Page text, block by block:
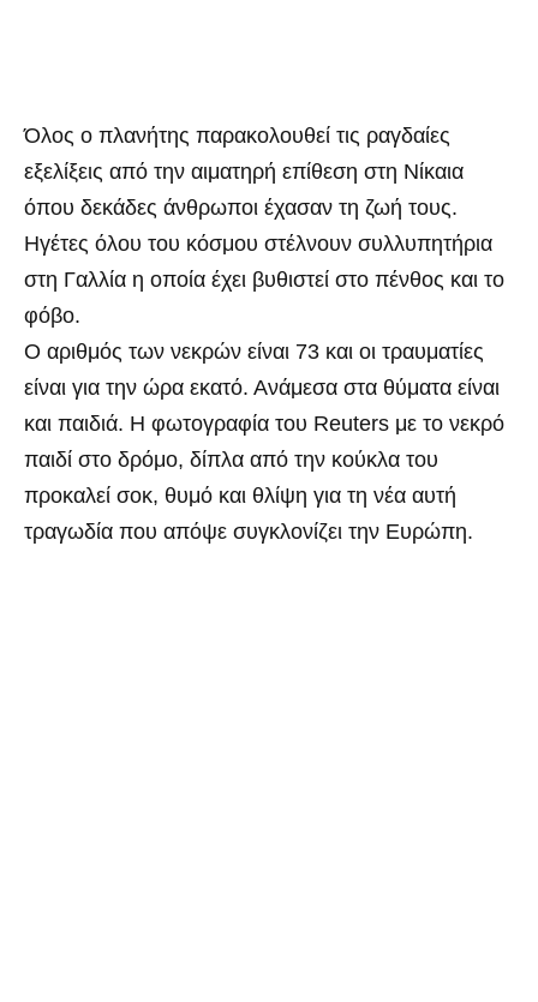
Όλος ο πλανήτης παρακολουθεί τις ραγδαίες
εξελίξεις από την αιματηρή επίθεση στη Νίκαια
όπου δεκάδες άνθρωποι έχασαν τη ζωή τους.
Ηγέτες όλου του κόσμου στέλνουν συλλυπητήρια
στη Γαλλία η οποία έχει βυθιστεί στο πένθος και το
φόβο.
Ο αριθμός των νεκρών είναι 73 και οι τραυματίες
είναι για την ώρα εκατό. Ανάμεσα στα θύματα είναι
και παιδιά. Η φωτογραφία του Reuters με το νεκρό
παιδί στο δρόμο, δίπλα από την κούκλα του
προκαλεί σοκ, θυμό και θλίψη για τη νέα αυτή
τραγωδία που απόψε συγκλονίζει την Ευρώπη.